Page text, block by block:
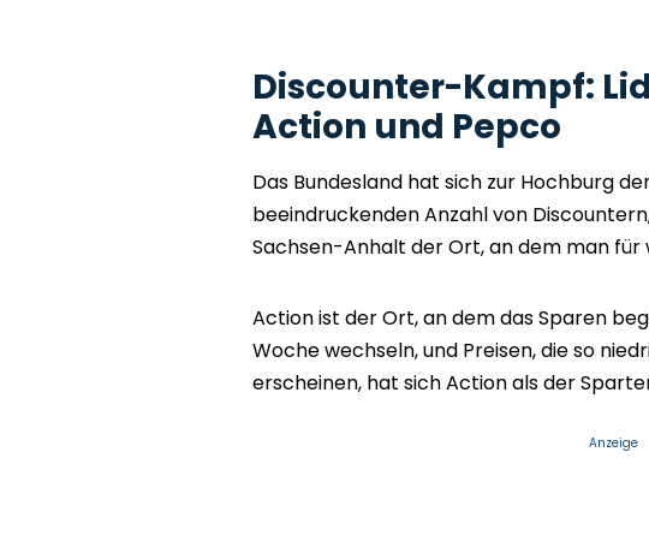
Discounter-Kampf:
Action und Pepco
Das Bundesland hat sich zur Hochburg
beeindruckenden Anzahl von
Sachsen-Anhalt der Ort, an dem man für
Action ist der Ort, an dem das Sparen
Woche wechseln, und Preisen, die so
erscheinen, hat sich Action als der
Anzeige